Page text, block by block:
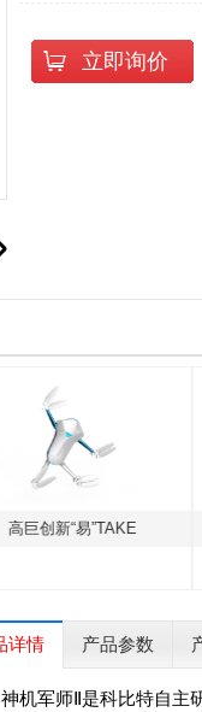
立即询价
巨创新“易”TAKE
详情 产品参数
神机军师Ⅱ是科比特自主